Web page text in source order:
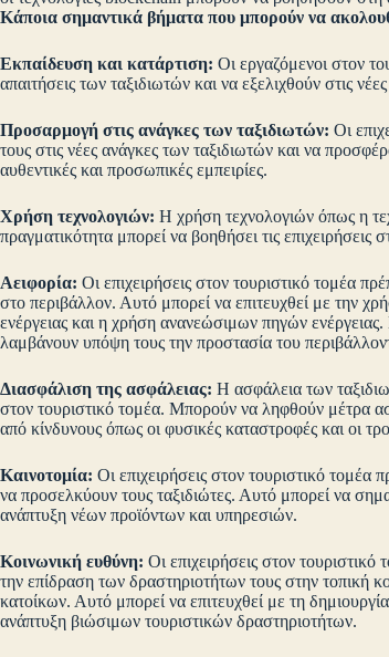
Κάποια σημαντικά βήματα που μπορούν να
Εκπαίδευση και κατάρτιση: Οι εργαζόμενοι στον
απαιτήσεις των ταξιδιωτών και να εξελιχθούν στις
Προσαρμογή στις ανάγκες των ταξιδιωτών: Οι
τους στις νέες ανάγκες των ταξιδιωτών και να
αυθεντικές και προσωπικές εμπειρίες.
Χρήση τεχνολογιών: Η χρήση τεχνολογιών όπως η
πραγματικότητα μπορεί να βοηθήσει τις επιχειρήσεις
Αειφορία: Οι επιχειρήσεις στον τουριστικό τομέα
στο περιβάλλον. Αυτό μπορεί να επιτευχθεί με την
ενέργειας και η χρήση ανανεώσιμων πηγών
λαμβάνουν υπόψη τους την προστασία του
Διασφάλιση της ασφάλειας: Η ασφάλεια των
στον τουριστικό τομέα. Μπορούν να ληφθούν μέτρα
από κίνδυνους όπως οι φυσικές καταστροφές και οι
Καινοτομία: Οι επιχειρήσεις στον τουριστικό τομέα
να προσελκύουν τους ταξιδιώτες. Αυτό μπορεί να
ανάπτυξη νέων προϊόντων και υπηρεσιών.
Κοινωνική ευθύνη: Οι επιχειρήσεις στον
την επίδραση των δραστηριοτήτων τους στην
κατοίκων. Αυτό μπορεί να επιτευχθεί με τη
ανάπτυξη βιώσιμων τουριστικών δραστηριοτήτων.